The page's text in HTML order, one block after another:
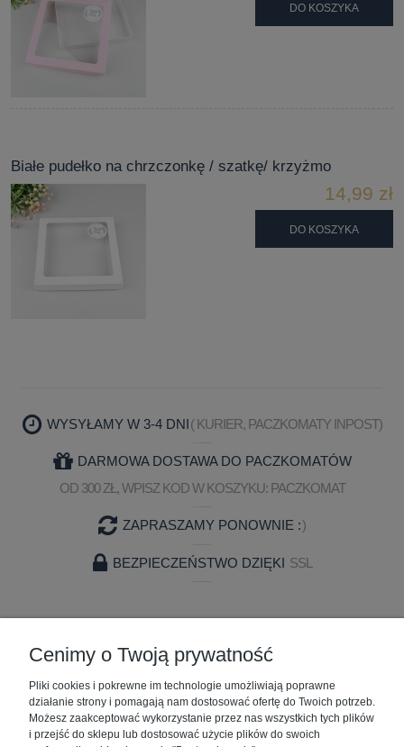
DO KOSZYKA
Białe pudełko na chrzczonkę / szatkę/ krzyżmo
14,99 zł
DO KOSZYKA
WYSYŁAMY W 3-4 DNI( KURIER, PACZKOMATY INPOST)
DARMOWA DOSTAWA DO PACZKOMATÓW
OD 300 ZŁ, WPISZ KOD W KOSZYKU: PACZKOMAT
ZAPRASZAMY PONOWNIE :)
BEZPIECZEŃSTWO DZIĘKI SSL
ZAKUPY
POMOC
MOJE KONTO
Cenimy o Twoją prywatność
Pliki cookies i pokrewne im technologie umożliwiają poprawne
działanie strony i pomagają nam dostosować ofertę do Twoich potrzeb.
Możesz zaakceptować wykorzystanie przez nas wszystkich tych plików
i przejść do sklepu lub dostosować użycie plików do swoich